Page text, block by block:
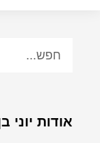
אודות יוני